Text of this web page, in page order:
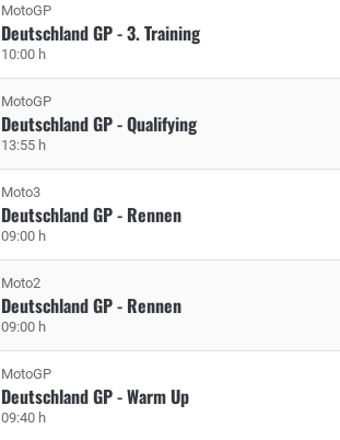
MotoGP
Deutschland GP - 3. Training
10:00 h
MotoGP
Deutschland GP - Qualifying
13:55 h
Moto3
Deutschland GP - Rennen
09:00 h
Moto2
Deutschland GP - Rennen
09:00 h
MotoGP
Deutschland GP - Warm Up
09:40 h